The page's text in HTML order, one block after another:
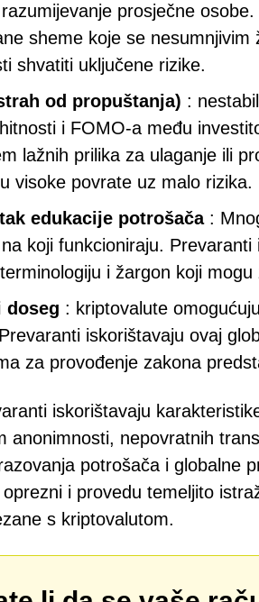
prosječne
sheme koje se
shvatiti uključene rizike.
od propuštanja) :
i FOMO-a među
lažnih prilika za ulaganje ili
visoke povrate uz malo rizika.
edukacije potrošača:
koji funkcioniraju.
i žargon koji
doseg : kriptovalute
iskorištavaju ovaj
za provođenje zakona
iskorištavaju
anonimnosti, nepovratnih
potrošača i globalne
i provedu temeljito
s kriptovalutom.